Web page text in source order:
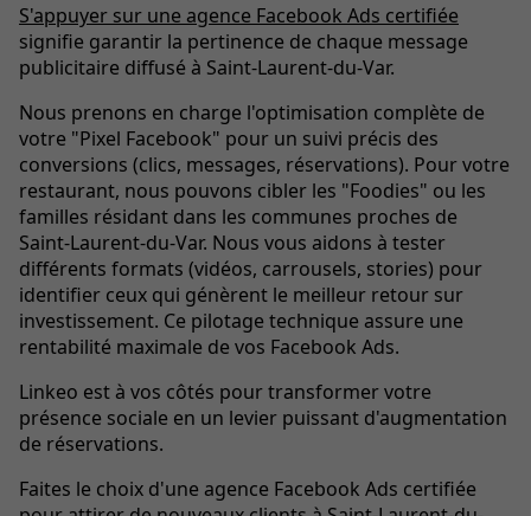
S'appuyer sur une agence Facebook Ads certifiée
signifie garantir la pertinence de chaque message
publicitaire diffusé à Saint-Laurent-du-Var.
Nous prenons en charge l'optimisation complète de
votre "Pixel Facebook" pour un suivi précis des
conversions (clics, messages, réservations). Pour votre
restaurant, nous pouvons cibler les "Foodies" ou les
familles résidant dans les communes proches de
Saint-Laurent-du-Var. Nous vous aidons à tester
différents formats (vidéos, carrousels, stories) pour
identifier ceux qui génèrent le meilleur retour sur
investissement. Ce pilotage technique assure une
rentabilité maximale de vos Facebook Ads.
Linkeo est à vos côtés pour transformer votre
présence sociale en un levier puissant d'augmentation
de réservations.
Faites le choix d'une agence Facebook Ads certifiée